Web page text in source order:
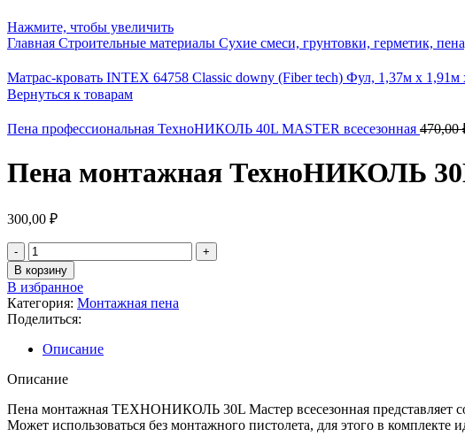
Нажмите, чтобы увеличить
Главная Строительные материалы Сухие смеси, грунтовки, герметик,
Матрас-кровать INTEX 64758 Classic downy (Fiber tech) Фул, 1,37м x 1,91м
Вернуться к товарам
Пена профессиональная ТехноНИКОЛЬ 40L MASTER всесезонная 470,00
Пена монтажная ТехноНИКОЛЬ
300,00 ₽
В корзину
В избранное
Категория: Монтажная пена
Поделиться:
Описание
Описание
Пена монтажная ТЕХНОНИКОЛЬ 30L Мастер всесезонная представляет
Может использоваться без монтажного пистолета, для этого в комплекте